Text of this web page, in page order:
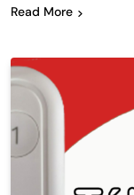
Read More